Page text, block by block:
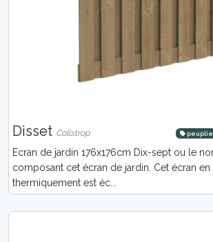
Disset Collstrop
Ecran de jardin 176x176cm Dix-sept ou le
composant cet écran de jardin. Cet écran
thermiquement est éc...